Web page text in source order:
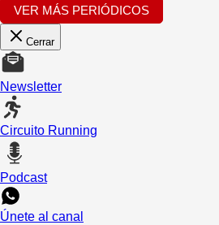
VER MÁS PERIÓDICOS
Cerrar
Newsletter
Circuito Running
Podcast
Únete al canal